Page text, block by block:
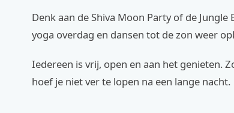
Denk aan de Shiva Moon Party of de
yoga overdag en dansen tot de zon weer
Iedereen is vrij, open en aan het genieten.
hoef je niet ver te lopen na een lange nacht.